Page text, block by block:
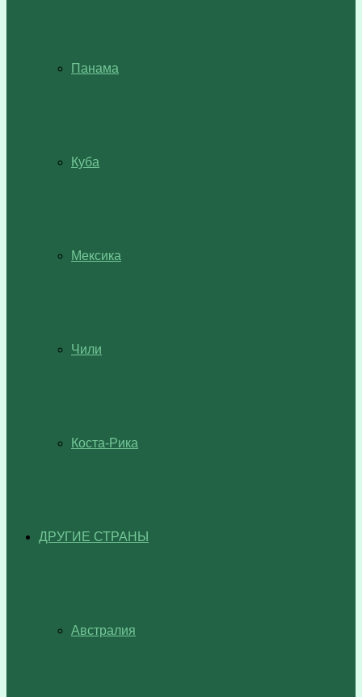
Панама
Куба
Мексика
Чили
Коста-Рика
ДРУГИЕ СТРАНЫ
Австралия